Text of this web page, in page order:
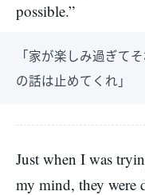
possible.”
「家が楽しみ過ぎて
の話は止めてくれ」
Just when I was
my mind, they were